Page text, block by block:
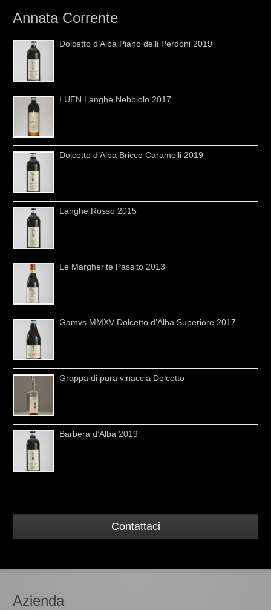
Annata Corrente
Dolcetto d’Alba Piano delli Perdoni 2019
LUEN Langhe Nebbiolo 2017
Dolcetto d’Alba Bricco Caramelli 2019
Langhe Rosso 2015
Le Margherite Passito 2013
Gamvs MMXV Dolcetto d’Alba Superiore 2017
Grappa di pura vinaccia Dolcetto
Barbera d’Alba 2019
Contattaci
Azienda